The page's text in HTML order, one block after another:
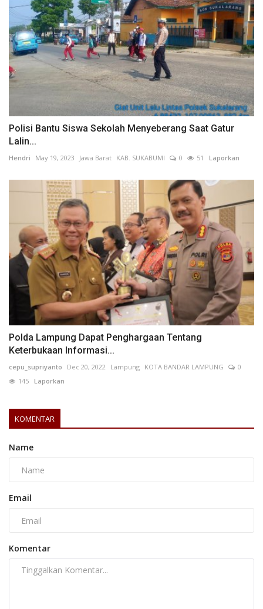
Polisi Bantu Siswa Sekolah Menyeberang Saat Gatur
Lalin...
Hendri May 19, 2023 Jawa Barat KAB. SUKABUMI 0 51 Laporkan
Polda Lampung Dapat Penghargaan Tentang
Keterbukaan Informasi...
cepu_supriyanto Dec 20, 2022 Lampung KOTA BANDAR LAMPUNG
0
145 Laporkan
KOMENTAR
Name
Email
Komentar